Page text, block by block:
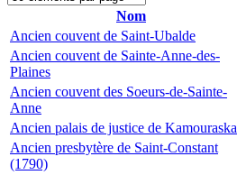
Nom
Ancien couvent de Saint-Ubalde
Ancien couvent de Sainte-Anne-des-
Plaines
Ancien couvent des Soeurs-de-Sainte-
Anne
Ancien palais de justice de Kamouraska
Ancien presbytère de Saint-Constant
(1790)